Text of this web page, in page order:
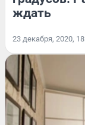
ждать
23 декабря, 2020,